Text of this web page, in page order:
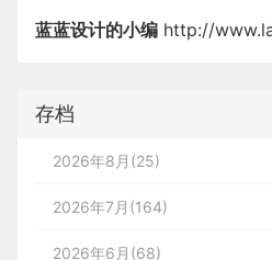
蓝蓝设计的小编 http://
存档
2026年8月(25)
2026年7月(164)
2026年6月(68)